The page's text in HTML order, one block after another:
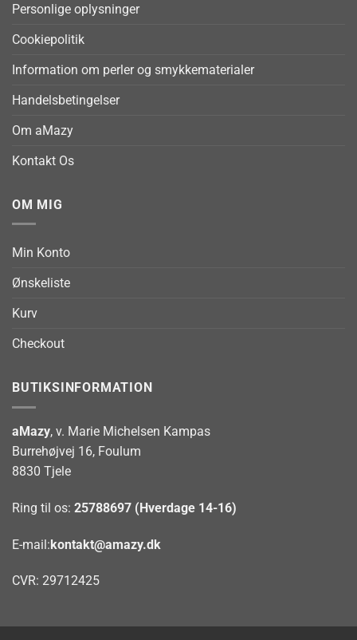
Personlige oplysninger
Cookiepolitik
Information om perler og smykkematerialer
Handelsbetingelser
Om aMazy
Kontakt Os
OM MIG
Min Konto
Ønskeliste
Kurv
Checkout
BUTIKSINFORMATION
aMazy, v. Marie Michelsen Kampas
Burrehøjvej 16, Foulum
8830 Tjele
Ring til os: 25788697 (Hverdage 14-16)
E-mail:kontakt@amazy.dk
CVR: 29712425